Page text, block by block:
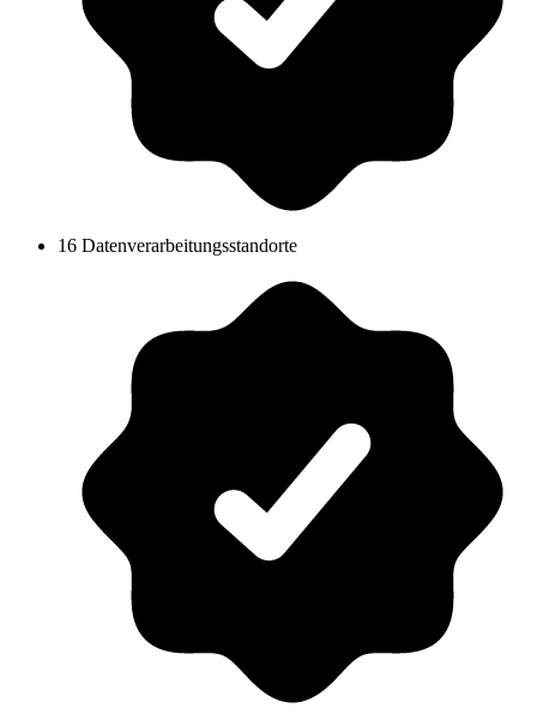
16 Datenverarbeitungsstandorte